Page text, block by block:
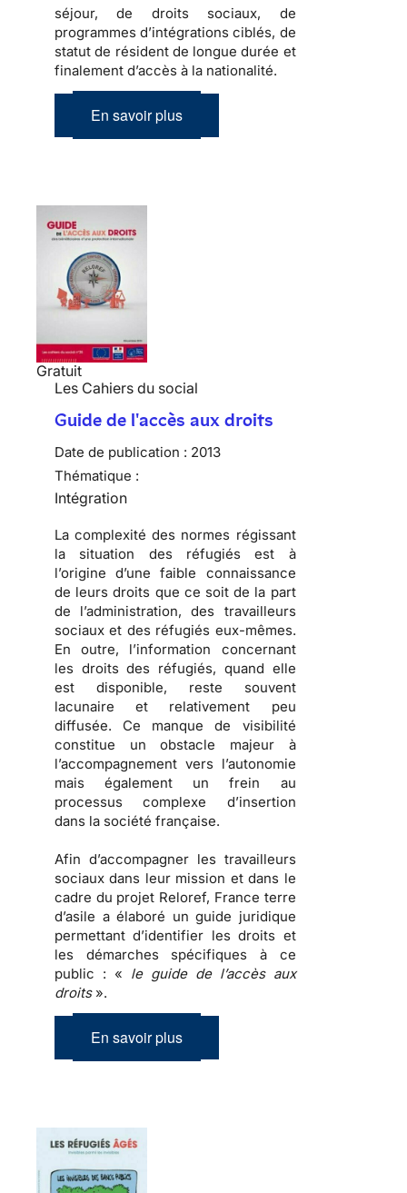
séjour, de droits sociaux, de
programmes d’intégrations ciblés, de
statut de résident de longue durée et
finalement d’accès à la nationalité.
En savoir plus
Gratuit
Les Cahiers du social
Guide de l'accès aux droits
Date de publication : 2013
Thématique :
Intégration
La complexité des normes régissant
la situation des réfugiés est à
l’origine d’une faible connaissance
de leurs droits que ce soit de la part
de l’administration, des travailleurs
sociaux et des réfugiés eux-mêmes.
En outre, l’information concernant
les droits des réfugiés, quand elle
est disponible, reste souvent
lacunaire et relativement peu
diffusée. Ce manque de visibilité
constitue un obstacle majeur à
l’accompagnement vers l’autonomie
mais également un frein au
processus complexe d’insertion
dans la société française.
Afin d’accompagner les travailleurs
sociaux dans leur mission et dans le
cadre du projet Reloref, France terre
d’asile a élaboré un guide juridique
permettant d’identifier les droits et
les démarches spécifiques à ce
public : « le guide de l’accès aux
droits».
En savoir plus